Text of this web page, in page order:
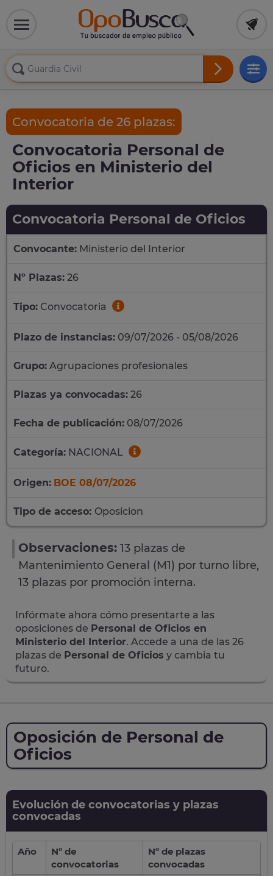
Convocatoria de 26 plazas:
Convocatoria Personal de
Oficios en Ministerio del
Interior
Convocatoria Personal de Oficios
Convocante: Ministerio del Interior
Nº Plazas: 26
Tipo: Convocatoria
Plazo de instancias: 09/07/2026 - 05/08/2026
Grupo: Agrupaciones profesionales
Plazas ya convocadas: 26
Fecha de publicación: 08/07/2026
Categoría: NACIONAL
Origen: BOE 08/07/2026
Tipo de acceso: Oposicion
Observaciones: 13 plazas de
Mantenimiento General (M1) por turno libre,
13 plazas por promoción interna.
Infórmate ahora cómo presentarte a las
oposiciones de Personal de Oficios en
Ministerio del Interior. Accede a una de las 26
plazas de Personal de Oficios y cambia tu
futuro.
Oposición de Personal de
Oficios
Evolución de convocatorias y plazas
convocadas
Año
Nº de
convocatorias
Nº de plazas
convocadas